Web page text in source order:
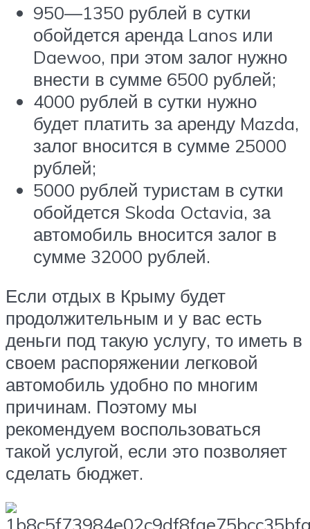
950—1350 рублей в сутки
обойдется аренда Lanos или
Daewoo, при этом залог нужно
внести в сумме 6500 рублей;
4000 рублей в сутки нужно
будет платить за аренду Mazda,
залог вносится в сумме 25000
рублей;
5000 рублей туристам в сутки
обойдется Skoda Octavia, за
автомобиль вносится залог в
сумме 32000 рублей.
Если отдых в Крыму будет
продолжительным и у вас есть
деньги под такую услугу, то иметь в
своем распоряжении легковой
автомобиль удобно по многим
причинам. Поэтому мы
рекомендуем воспользоваться
такой услугой, если это позволяет
сделать бюджет.